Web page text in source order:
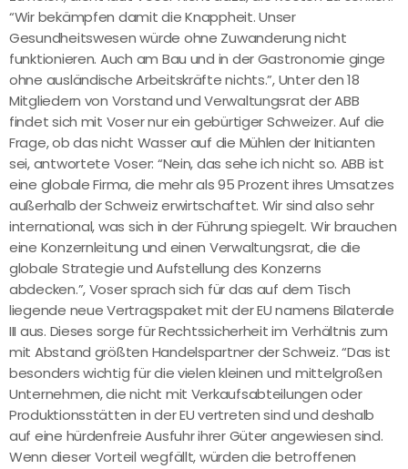
“Wir bekämpfen damit die Knappheit. Unser
Gesundheitswesen würde ohne Zuwanderung nicht
funktionieren. Auch am Bau und in der Gastronomie ginge
ohne ausländische Arbeitskräfte nichts.”, Unter den 18
Mitgliedern von Vorstand und Verwaltungsrat der ABB
findet sich mit Voser nur ein gebürtiger Schweizer. Auf die
Frage, ob das nicht Wasser auf die Mühlen der Initianten
sei, antwortete Voser: “Nein, das sehe ich nicht so. ABB ist
eine globale Firma, die mehr als 95 Prozent ihres Umsatzes
außerhalb der Schweiz erwirtschaftet. Wir sind also sehr
international, was sich in der Führung spiegelt. Wir brauchen
eine Konzernleitung und einen Verwaltungsrat, die die
globale Strategie und Aufstellung des Konzerns
abdecken.”, Voser sprach sich für das auf dem Tisch
liegende neue Vertragspaket mit der EU namens Bilaterale
III aus. Dieses sorge für Rechtssicherheit im Verhältnis zum
mit Abstand größten Handelspartner der Schweiz. “Das ist
besonders wichtig für die vielen kleinen und mittelgroßen
Unternehmen, die nicht mit Verkaufsabteilungen oder
Produktionsstätten in der EU vertreten sind und deshalb
auf eine hürdenfreie Ausfuhr ihrer Güter angewiesen sind.
Wenn dieser Vorteil wegfällt, würden die betroffenen